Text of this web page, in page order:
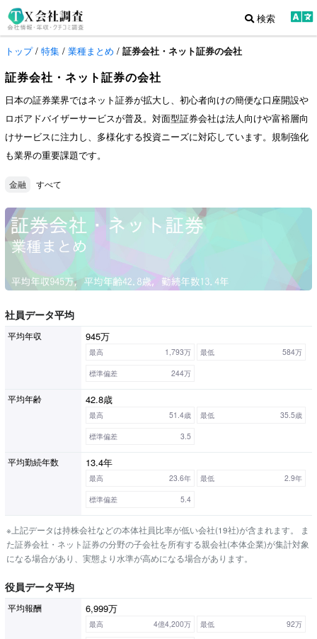
検索
トップ/ 特集 / 業種まとめ / 証券会社・ネット証券の会社
証券会社・ネット証券の会社
日本の証券業界ではネット証券が拡大し、初心者向けの簡便な口座開設や
ロボアドバイザーサービスが普及。対面型証券会社は法人向けや富裕層向
けサービスに注力し、多様化する投資ニーズに対応しています。規制強化
も業界の重要課題です。
金融 すべて
社員データ平均
平均年収 945万
最高 1,793万 最低
584万
標準偏差
244万
平均年齢 42.8歳
最高 51.4歳 最低
35.5歳
標準偏差
3.5
平均勤続年数 13.4年
最高 23.6年 最低
2.9年
標準偏差
5.4
※上記データは持株会社などの本体社員比率が低い会社(19社)が含まれます。 ま
た証券会社・ネット証券の分野の子会社を所有する親会社(本体企業)が集計対象
になる場合があり、実態より水準が高めになる場合があります。
役員データ平均
平均報酬 6,999万
最高 4億4,200万 最低
92万